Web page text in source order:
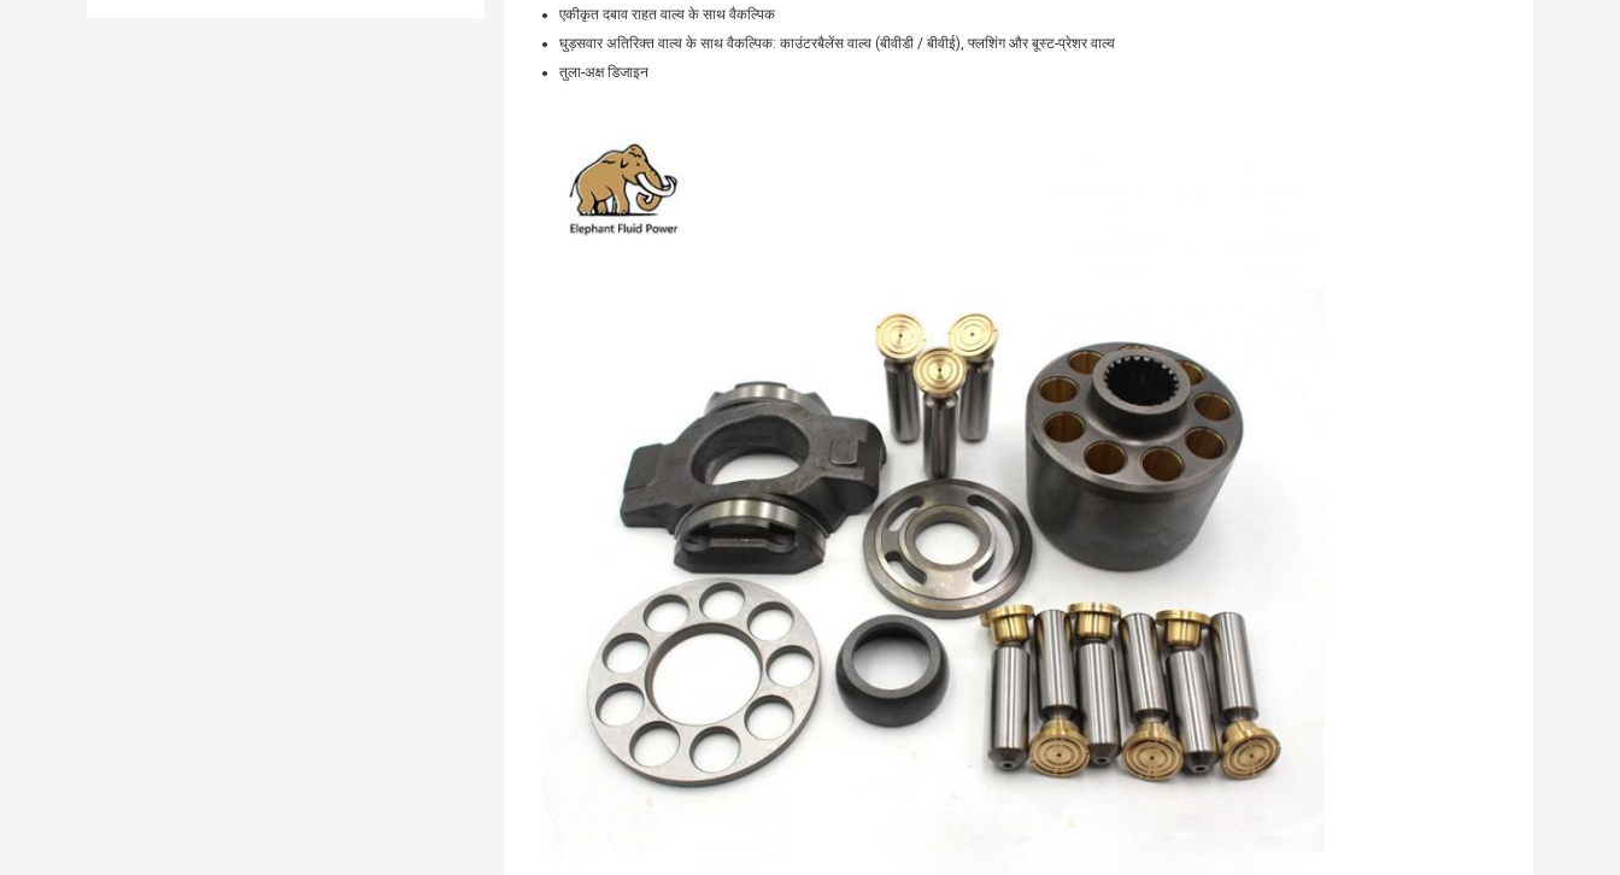
एकीकृत दबाव राहत वाल्व के साथ वैकल्पिक
घुड़सवार अतिरिक्त वाल्व के साथ वैकल्पिक: काउंटरबैलेंस वाल्व (बीवीडी / बीवीई), फ्लशिंग और बूस्ट-प्रेशर वाल्व
तुला-अक्ष डिजाइन